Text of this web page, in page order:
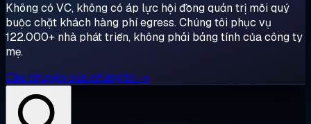
Không có VC, không có áp lực hội đồng quản trị mỗi quý
buộc chặt khách hàng phí egress. Chúng tôi phục vụ
122.000+ nhà phát triển, không phải bảng tính của công ty
mẹ.
Câu chuyện của chúng tôi →